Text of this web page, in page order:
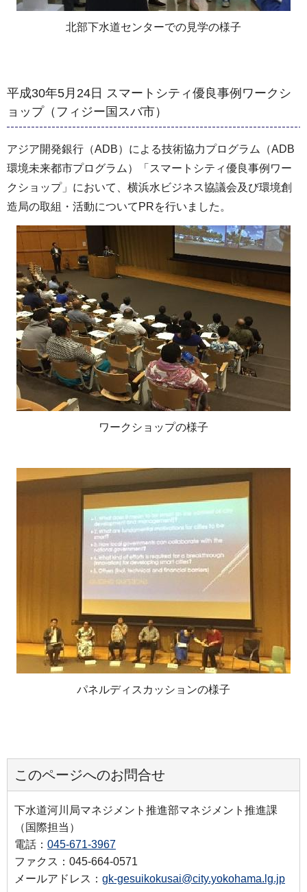
北部下水道センターでの見学の様子
平成30年5月24日 スマートシティ優良事例ワークシ
ョップ（フィジー国スバ市）
アジア開発銀行（ADB）による技術協力プログラム（ADB
環境未来都市プログラム）「スマートシティ優良事例ワー
クショップ」において、横浜水ビジネス協議会及び環境創
造局の取組・活動についてPRを行いました。
ワークショップの様子
パネルディスカッションの様子
このページへのお問合せ
下水道河川局マネジメント推進部マネジメント推進課
（国際担当）
電話： 045-671-3967
ファクス：045-664-0571
メールアドレス： gk-gesuikokusai@city.yokohama.lg.jp